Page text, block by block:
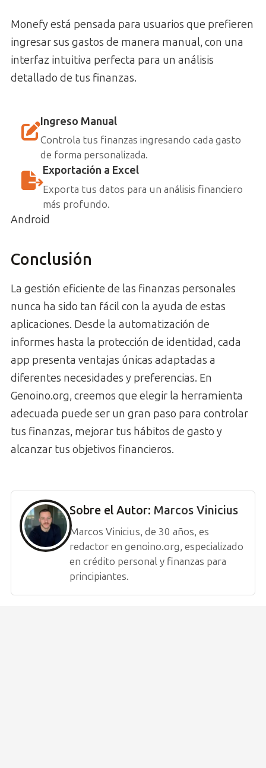
Monefy está pensada para usuarios que prefieren
ingresar sus gastos de manera manual, con una
interfaz intuitiva perfecta para un análisis
detallado de tus finanzas.
Ingreso Manual
Controla tus finanzas ingresando cada gasto
de forma personalizada.
Exportación a Excel
Exporta tus datos para un análisis financiero
más profundo.
Android
Conclusión
La gestión eficiente de las finanzas personales
nunca ha sido tan fácil con la ayuda de estas
aplicaciones. Desde la automatización de
informes hasta la protección de identidad, cada
app presenta ventajas únicas adaptadas a
diferentes necesidades y preferencias. En
Genoino.org, creemos que elegir la herramienta
adecuada puede ser un gran paso para controlar
tus finanzas, mejorar tus hábitos de gasto y
alcanzar tus objetivos financieros.
Sobre el Autor: Marcos Vinicius
Marcos Vinicius, de 30 años, es
redactor en genoino.org, especializado
en crédito personal y finanzas para
principiantes.